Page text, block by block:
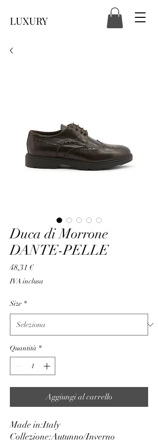
LUXURY
Duca di Morrone
DANTE-PELLE
48,31 €Prezzo
IVA inclusa
Size *
Quantità *
Aggiungi al carrello
Made in:Italy
Collezione:Autunno/Inverno